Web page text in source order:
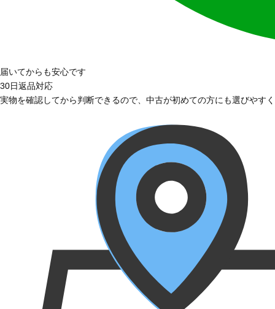
届いてからも安心です
30日返品対応
実物を確認してから判断できるので、中古が初めての方にも選びやす